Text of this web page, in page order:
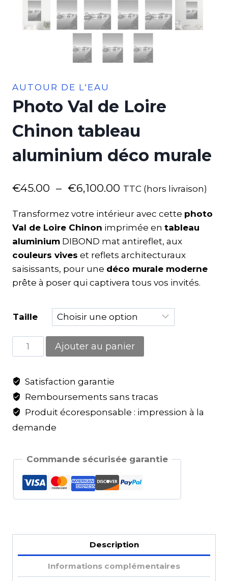
AUTOUR DE L'EAU
Photo Val de Loire
Chinon tableau
aluminium déco murale
€45.00 – €6,100.00 TTC (hors livraison)
Transformez votre intérieur avec cette photo
Val de Loire Chinon imprimée en tableau
aluminium DIBOND mat antireflet, aux
couleurs vives et reflets architecturaux
saisissants, pour une déco murale moderne
prête à poser qui captivera tous vos invités.
Taille
Ajouter au panier
Satisfaction garantie
Remboursements sans tracas
Produit écoresponsable : impression à la
demande
Commande sécurisée garantie
Description
Informations complémentaires